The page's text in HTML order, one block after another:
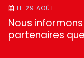
LE 29 AOÛT
Nous
partenaires